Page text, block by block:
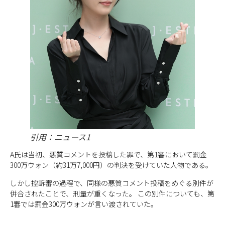
引用：ニュース1
A氏は当初、悪質コメントを投稿した罪で、第1審において罰金
300万ウォン（約31万7,000円）の判決を受けていた人物である。
しかし控訴審の過程で、同様の悪質コメント投稿をめぐる別件が
併合されたことで、刑量が重くなった。 この別件についても、第
1審では罰金300万ウォンが言い渡されていた。